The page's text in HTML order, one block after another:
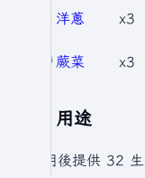
洋蔥 x3
蕨菜 x3
用途
食用後提供 32